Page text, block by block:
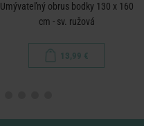
Umývateľný obrus bodky 130 x 160
cm - sv. ružová
13,99 €